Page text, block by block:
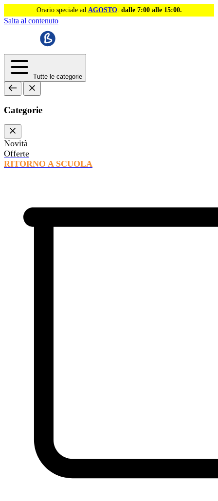
Orario speciale ad AGOSTO: dalle 7:00 alle 15:00.
Salta al contenuto
Tutte le categorie
Categorie
Novità
Offerte
RITORNO A SCUOLA